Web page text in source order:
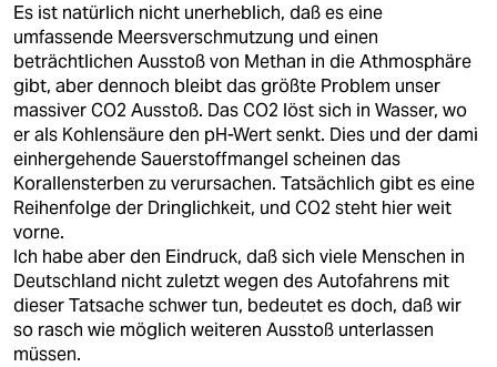
Es ist natürlich nicht unerheblich, daß es eine
umfassende Meersverschmutzung und einen
beträchtlichen Ausstoß von Methan in die Athmosphäre
gibt, aber dennoch bleibt das größte Problem unser
massiver CO2 Ausstoß. Das CO2 löst sich in Wasser, wo
er als Kohlensäure den pH-Wert senkt. Dies und der dami
einhergehende Sauerstoffmangel scheinen das
Korallensterben zu verursachen. Tatsächlich gibt es eine
Reihenfolge der Dringlichkeit, und CO2 steht hier weit
vorne.
Ich habe aber den Eindruck, daß sich viele Menschen in
Deutschland nicht zuletzt wegen des Autofahrens mit
dieser Tatsache schwer tun, bedeutet es doch, daß wir
so rasch wie möglich weiteren Ausstoß unterlassen
müssen.